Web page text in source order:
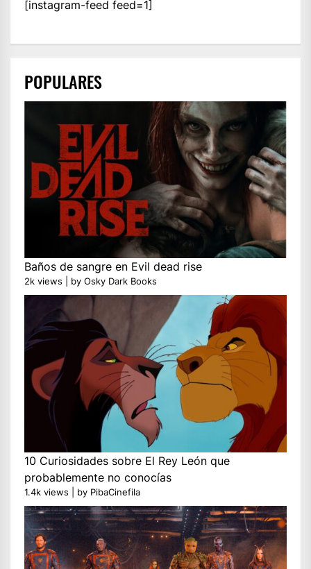
[instagram-feed feed=1]
POPULARES
Baños de sangre en Evil dead rise
2k views by Osky Dark Books
10 Curiosidades sobre El Rey León que
probablemente no conocías
1.4k views by PibaCinefila